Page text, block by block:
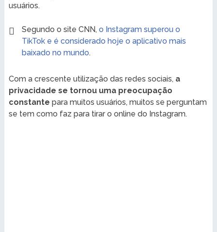
usuários.
Segundo o site CNN, o Instagram superou o
TikTok e é considerado hoje o aplicativo mais
baixado no mundo.
Com a crescente utilização das redes sociais, a
privacidade se tornou uma preocupação
constante para muitos usuários, muitos se perguntam
se tem como faz para tirar o online do Instagram.